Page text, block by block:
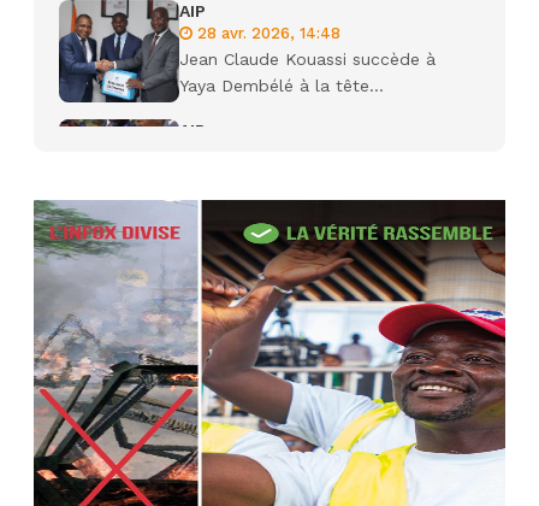
AIP
28 avr. 2026, 14:48
Jean Claude Kouassi succède à
Yaya Dembélé à la tête...
AIP
Camara tué lors d’attaques...
22 avr. 2026, 16:41
Des bureaux ravagés dans un
incendie survenu à la mairie...
AIP
10 avr. 2026, 09:48
Nommé Médiateur de la
République, Gaoussou Touré prend
officiellement fonction